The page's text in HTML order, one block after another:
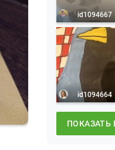
id1094667
id1094664
ПОКАЗАТЬ